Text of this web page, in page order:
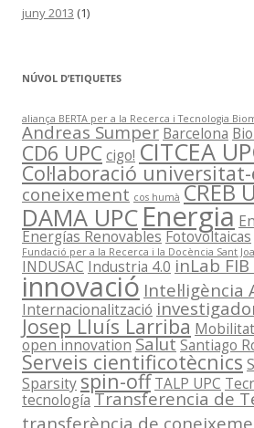
juny 2013 (1)
NÚVOL D’ETIQUETES
aliança BERTA per a la Recerca i Tecnologia
Andreas Sumper Barcelona
CD6 UPCcigo! CITCEA
Col·laboració
coneixement cos humà CREB
DAMA UPC Energia
Energías RenovablesFotovoltaicas
Fundació per a la Recerca i la Docència Sant
INDUSAC Industria 4.0 inLab FIB
innovació Intel·ligència
Internacionalització
Josep Lluís Larriba
open innovation SalutSantiago
Serveis cientificotècnics
Sparsityspin-off TALP UPC
tecnología Transferencia de
transferència de